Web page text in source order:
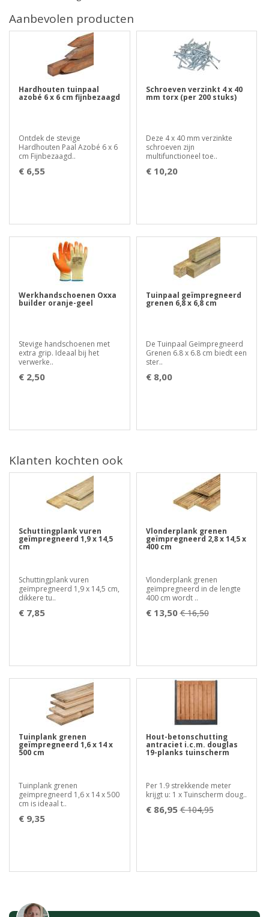
Aanbevolen producten
Hardhouten tuinpaal
azobé 6 x 6 cm fijnbezaagd
Ontdek de stevige
Hardhouten Paal Azobé 6 x 6
cm Fijnbezaagd..
€ 6,55
Schroeven verzinkt 4 x 40
mm torx (per 200 stuks)
Deze 4 x 40 mm verzinkte
schroeven zijn
multifunctioneel toe..
€ 10,20
Werkhandschoenen Oxxa
builder oranje-geel
Stevige handschoenen met
extra grip. Ideaal bij het
verwerke..
€ 2,50
Tuinpaal geïmpregneerd
grenen 6,8 x 6,8 cm
De Tuinpaal Geïmpregneerd
Grenen 6.8 x 6.8 cm biedt een
ster..
€ 8,00
Klanten kochten ook
Schuttingplank vuren
geïmpregneerd 1,9 x 14,5
cm
Schuttingplank vuren
geïmpregneerd 1,9 x 14,5 cm,
dikkere tu..
€ 7,85
Vlonderplank grenen
geïmpregneerd 2,8 x 14,5 x
400 cm
Vlonderplank grenen
geïmpregneerd in de lengte
400 cm wordt ..
€ 13,50 € 16,50
Tuinplank grenen
geïmpregneerd 1,6 x 14 x
500 cm
Tuinplank grenen
geïmpregneerd 1,6 x 14 x 500
cm is ideaal t..
€ 9,35
Hout-betonschutting
antraciet i.c.m. douglas
19-planks tuinscherm
Per 1.9 strekkende meter
krijgt u: 1 x Tuinscherm doug..
€ 86,95 € 104,95